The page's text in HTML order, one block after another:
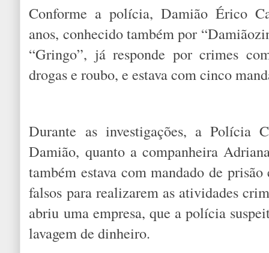
Conforme a polícia, Damião Érico
anos, conhecido também por
“Gringo”, já responde por crimes
drogas e roubo, e estava com cinco
Durante as investigações, a Polícia
Damião, quanto a companheira
também estava com mandado de
falsos para realizarem as atividades
abriu uma empresa, que a polícia
lavagem de dinheiro.